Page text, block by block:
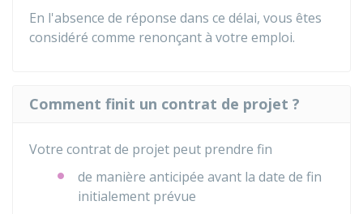
En l'absence de réponse dans ce délai, vous êtes
considéré comme renonçant à votre emploi.
Comment finit un contrat de projet ?
Votre contrat de projet peut prendre fin
de manière anticipée avant la date de fin
initialement prévue